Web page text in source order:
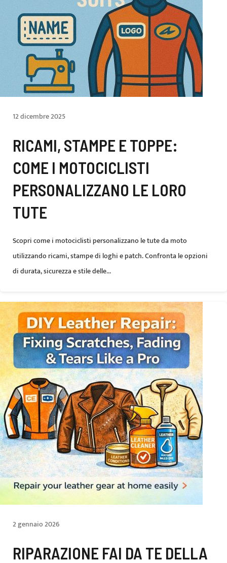
12 dicembre 2025
RICAMI, STAMPE E TOPPE:
COME I MOTOCICLISTI
PERSONALIZZANO LE LORO
TUTE
Scopri come i motociclisti personalizzano le tute da moto
utilizzando ricami, stampe di loghi e patch. Confronta le opzioni
di durata, sicurezza e stile delle...
2 gennaio 2026
RIPARAZIONE FAI DA TE DELLA